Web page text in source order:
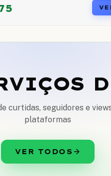
curtidas, seguidores e
plataformas
VER TODOS